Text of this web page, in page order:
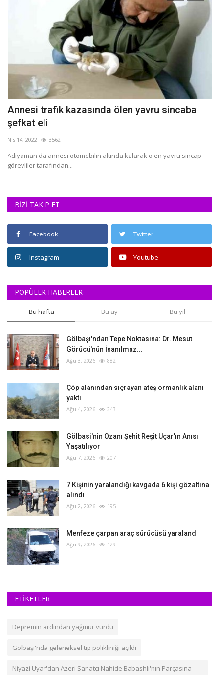
Annesi trafik kazasında ölen yavru sincaba
şefkat eli
Nis 14, 2022 3562
Adıyaman'da annesi otomobilin altında kalarak ölen yavru sincap
görevliler tarafından...
BİZİ TAKİP ET
Facebook Twitter
Instagram Youtube
POPÜLER HABERLER
Bu hafta Bu ay Bu yıl
Gölbaşı'ndan Tepe Noktasına: Dr. Mesut
Görücü'nün İnanılmaz...
Ağu 3, 2026 882
Çöp alanından sıçrayan ateş ormanlık alanı
yaktı
Ağu 4, 2026 243
Gölbasi'nin Ozanı Şehit Reşit Uçar'ın Anısı
Yaşatılıyor
Ağu 7, 2026 207
‎7 Kişinin yaralandığı kavgada 6 kişi gözaltına
alındı
Ağu 2, 2026 195
Menfeze çarpan araç sürücüsü yaralandı
Ağu 9, 2026 129
ETİKETLER
Depremin ardından yağmur vurdu
Gölbaşı'nda geleneksel tıp polikliniği açıldı
Niyazi Uyar'dan Azeri Sanatçı Nahide Babashlı'nın Parçasına